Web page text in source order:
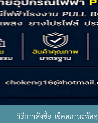
วิธีการสั่งซื้อ เช็คสถานะพัสดุ